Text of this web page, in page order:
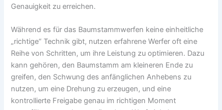
Genauigkeit zu erreichen.
Während es für das Baumstammwerfen keine einheitliche
„richtige“ Technik gibt, nutzen erfahrene Werfer oft eine
Reihe von Schritten, um ihre Leistung zu optimieren. Dazu
kann gehören, den Baumstamm am kleineren Ende zu
greifen, den Schwung des anfänglichen Anhebens zu
nutzen, um eine Drehung zu erzeugen, und eine
kontrollierte Freigabe genau im richtigen Moment